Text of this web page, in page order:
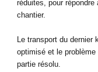
réduites, pour répondre
chantier.
Le transport du
optimisé et le
partie résolu.